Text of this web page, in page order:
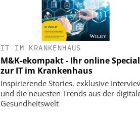
IT IM KRANKENHAUS
M&K-ekompakt - Ihr online Special
zur IT im Krankenhaus
Inspirierende Stories, exklusive
und die neuesten Trends aus der
Gesundheitswelt